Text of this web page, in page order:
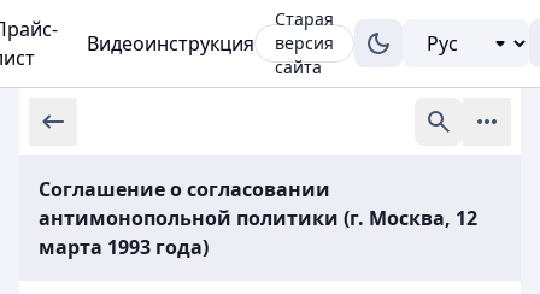
Видеоинструкция
Старая
версия
сайта
Соглашение о согласовании
антимонопольной политики (г. Москва, 12
марта 1993 года)